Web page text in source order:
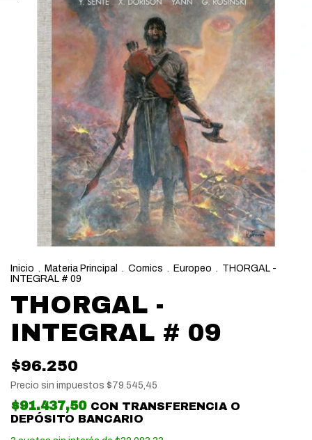
Inicio . Materia Principal . Comics . Europeo . THORGAL -
INTEGRAL # 09
THORGAL -
INTEGRAL # 09
$96.250
Precio sin impuestos $79.545,45
$91.437,50 CON TRANSFERENCIA O
DEPÓSITO BANCARIO